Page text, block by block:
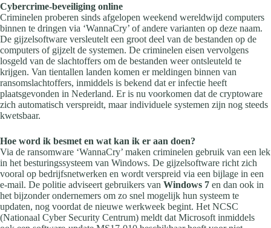
Cybercrime-beveiliging online
Criminelen proberen sinds afgelopen weekend wereldwijd computers
binnen te dringen via ‘WannaCry’ of andere varianten op deze naam.
De gijzelsoftware versleutelt een groot deel van de bestanden op de
computers of gijzelt de systemen. De criminelen eisen vervolgens
losgeld van de slachtoffers om de bestanden weer ontsleuteld te
krijgen. Van tientallen landen komen er meldingen binnen van
ransomslachtoffers, inmiddels is bekend dat er infectie heeft
plaatsgevonden in Nederland. Er is nu voorkomen dat de cryptoware
zich automatisch verspreidt, maar individuele systemen zijn nog steeds
kwetsbaar.
Hoe word ik besmet en wat kan ik er aan doen?
Via de ransomware ‘WannaCry’ maken criminelen gebruik van een lek
in het besturingssysteem van Windows. De gijzelsoftware richt zich
vooral op bedrijfsnetwerken en wordt verspreid via een bijlage in een
e-mail. De politie adviseert gebruikers van Windows 7 en dan ook in
het bijzonder ondernemers om zo snel mogelijk hun systeem te
updaten, nog voordat de nieuwe werkweek begint. Het NCSC
(Nationaal Cyber Security Centrum) meldt dat Microsoft inmiddels